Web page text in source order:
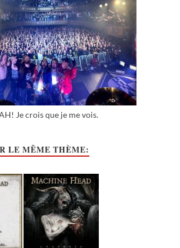
Je crois que je me vois.
LE MÊME THÈME: